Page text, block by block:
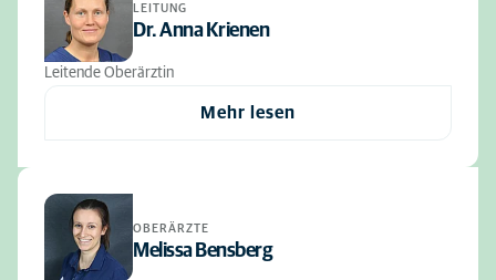
LEITUNG
Dr. Anna Krienen
Leitende Oberärztin
Mehr lesen
OBERÄRZTE
Melissa Bensberg